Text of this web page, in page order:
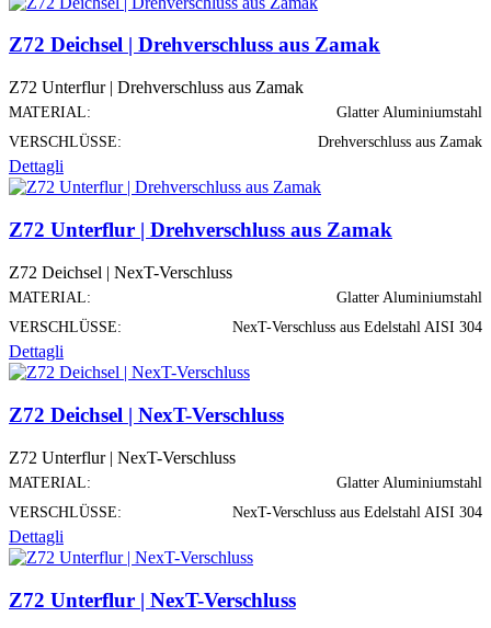
Z72 Deichsel | Drehverschluss aus Zamak
Z72 Unterflur | Drehverschluss aus Zamak
MATERIAL:
Glatter Aluminiumstahl
VERSCHLÜSSE:
Drehverschluss aus Zamak
Dettagli
Z72 Unterflur | Drehverschluss aus Zamak
Z72 Deichsel | NexT-Verschluss
MATERIAL:
Glatter Aluminiumstahl
VERSCHLÜSSE:
NexT-Verschluss aus Edelstahl AISI 304
Dettagli
Z72 Deichsel | NexT-Verschluss
Z72 Unterflur | NexT-Verschluss
MATERIAL:
Glatter Aluminiumstahl
VERSCHLÜSSE:
NexT-Verschluss aus Edelstahl AISI 304
Dettagli
Z72 Unterflur | NexT-Verschluss